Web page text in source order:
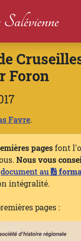
Foron
Favre.
pagesfont
Nous vous
document au
intégralité.
pages :